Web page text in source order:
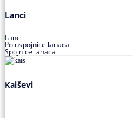
Lanci
Lanci
Poluspojnice lanaca
Spojnice lanaca
Kaiševi